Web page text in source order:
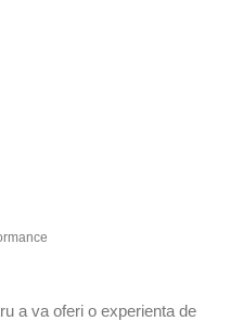
a va oferi o experienta de